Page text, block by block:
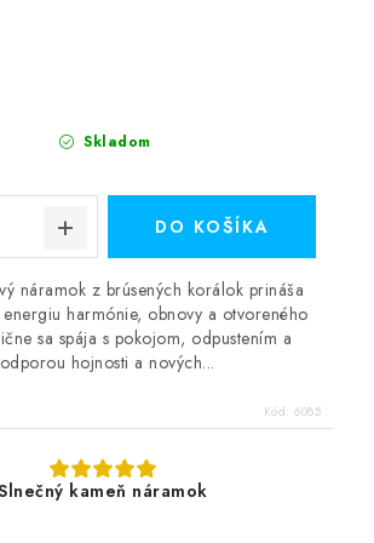
Skladom
DO KOŠÍKA
náramok z brúsených korálok prináša
harmónie, obnovy a otvoreného
sa spája s pokojom, odpustením a
hojnosti a nových...
Kód: 6085
kameň náramok